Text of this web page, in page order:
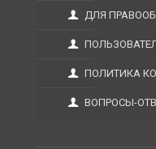
ДЛЯ
ПОЛИТИКА
ВОПРОСЫ-